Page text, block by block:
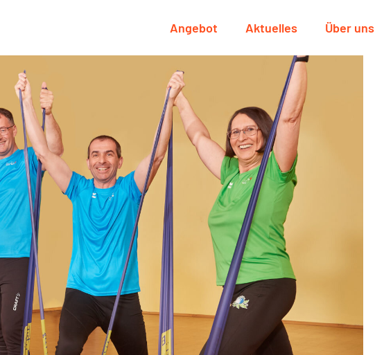
Angebot Aktuelles Über uns